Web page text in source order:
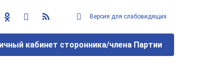
Версия для слабовидящих
кабинет сторонника/члена Партии